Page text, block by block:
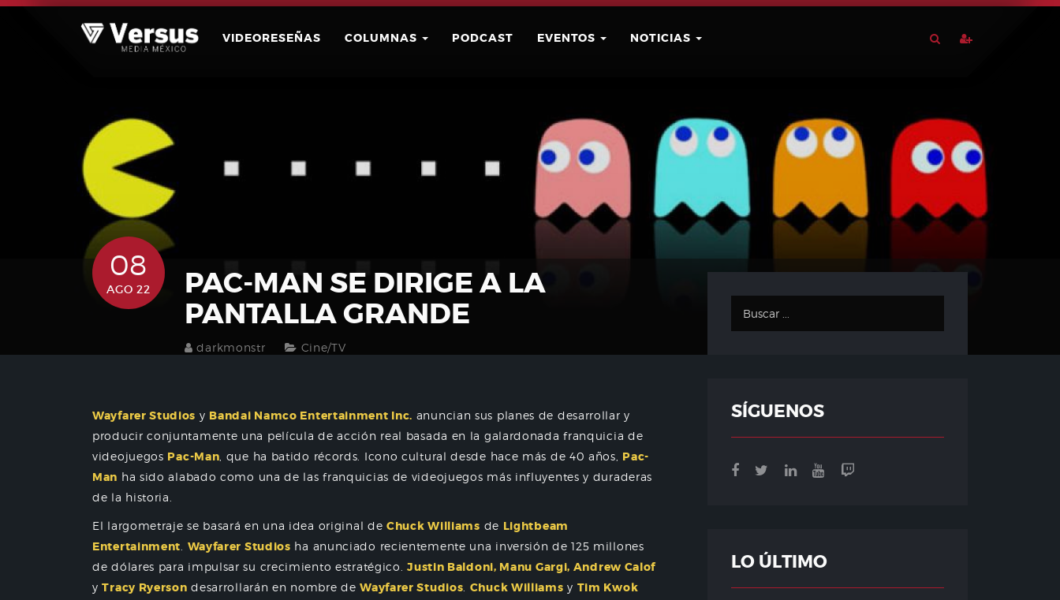
Skip
VIDEORESEÑAS COLUMNAS PODCAST EVENTOS NOTICIAS
08
AGO 22
PAC-MAN SE DIRIGE A LA
PANTALLA GRANDE
darkmonstr Cine/TV
Wayfarer Studios y Bandai Namco Entertainment Inc. anuncian sus planes de desarrollar y
producir conjuntamente una película de acción real basada en la galardonada franquicia de
videojuegos Pac-Man , que ha batido récords. Icono cultural desde hace más de 40 años, Pac-
Man ha sido alabado como una de las franquicias de videojuegos más influyentes y duraderas
de la historia.
El largometraje se basará en una idea original de Chuck Williams de Lightbeam
Entertainment Wayfarer Studios ha anunciado recientemente una inversión de 125 millones
de dólares para impulsar su crecimiento estratégico.Justin Baldoni, Manu Gargi, Andrew Calof
yTracy Ryerson desarrollarán en nombre deWayfarer Studios Chuck Williams y Tim Kwok
SÍGUENOS
LO ÚLTIMO